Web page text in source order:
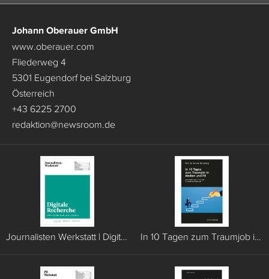
Johann Oberauer GmbH
www.oberauer.com
Fliederweg 4
5301 Eugendorf bei Salzburg
Österreich
+43 6225 2700
redaktion@newsroom.de
Journalisten Werkstatt | Digitale Recherche In 10 Tagen zum Traumjob in Medien und PR